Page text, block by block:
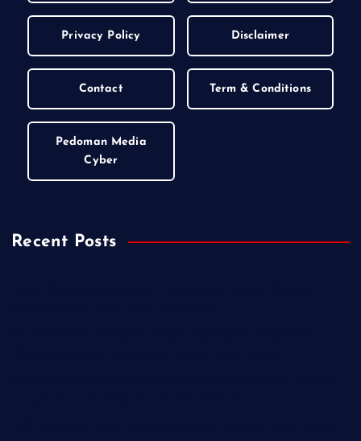
Privacy Policy Disclaimer
Contact Term & Conditions
Pedoman Media
Cyber
Recent Posts